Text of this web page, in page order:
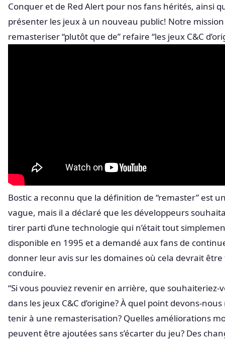
Conquer et de Red Alert pour nos fans hérités, ainsi
présenter les jeux à un nouveau public! Notre mission
remasteriser “plutôt que de” refaire “les jeux C&C
Bostic a reconnu que la définition de “remaster” est
vague, mais il a déclaré que les développeurs
tirer parti d’une technologie qui n’était tout
disponible en 1995 et a demandé aux fans de
donner leur avis sur les domaines où cela devrait
conduire.
“Si vous pouviez revenir en arrière, que souhaiteriez-
dans les jeux C&C d’origine? À quel point devons-
tenir à une remasterisation? Quelles améliorations
peuvent être ajoutées sans s’écarter du jeu? Des